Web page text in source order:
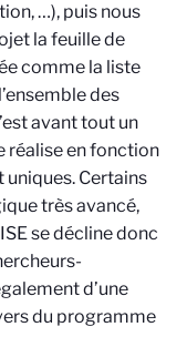
…), puis nous
la feuille de
comme la liste
des
avant tout un
réalise en fonction
Certains
très avancé,
se décline donc
d’une
du programme